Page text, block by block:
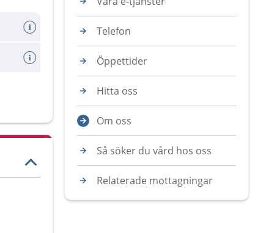
Telefon
Öppettider
Hitta oss
Om oss
Så söker du vård hos oss
Relaterade mottagningar